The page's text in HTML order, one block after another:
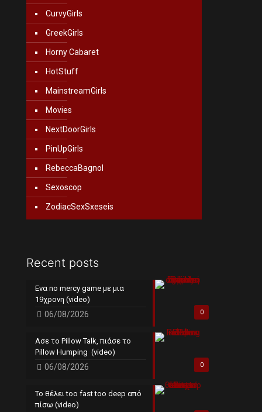
CurvyGirls
GreekGirls
Horny Cabaret
HotStuff
MainstreamGirls
Movies
NextDoorGirls
PinUpGirls
RebeccaBagnol
Sexoscop
ZodiacSexSxeseis
Recent posts
0
Ενα no mercy game με μια
19χρονη (video)
06/08/2026
0
Ασε το Pillow Talk, πιάσε το
Pillow Humping (video)
06/08/2026
Το θέλει too fast too deep από
πίσω (video)